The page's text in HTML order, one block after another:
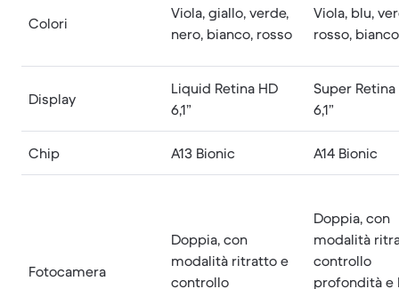
Colori
Viola, giallo, verde,
nero, bianco, rosso
Viola, blu,
rosso,
Display
Liquid Retina HD
6,1”
Super Retina
6,1”
Chip A13 Bionic A14 Bionic
Fotocamera
Doppia, con
modalità ritratto e
controllo
Doppia, con
modalità
controllo
profondità e